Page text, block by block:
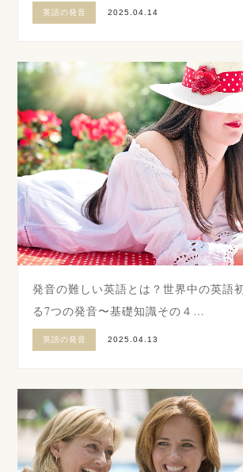
英語の発音 2025.04.14
発音の難しい英語とは？世界中の英語
る7つの発音〜基礎知識その４…
英語の発音 2025.04.13